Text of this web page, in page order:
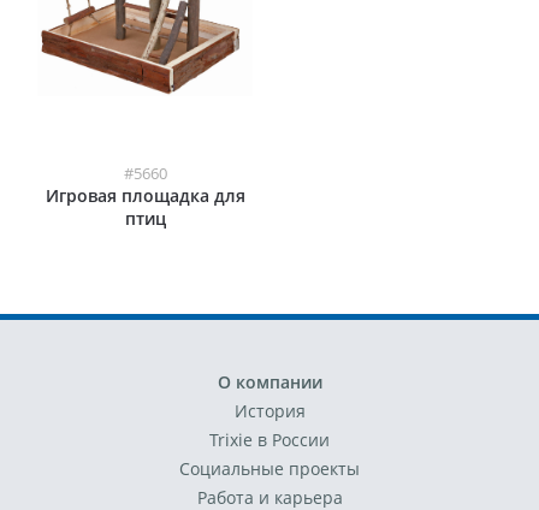
#5660
Игровая площадка для
птиц
О компании
История
Trixie в России
Социальные проекты
Работа и карьера